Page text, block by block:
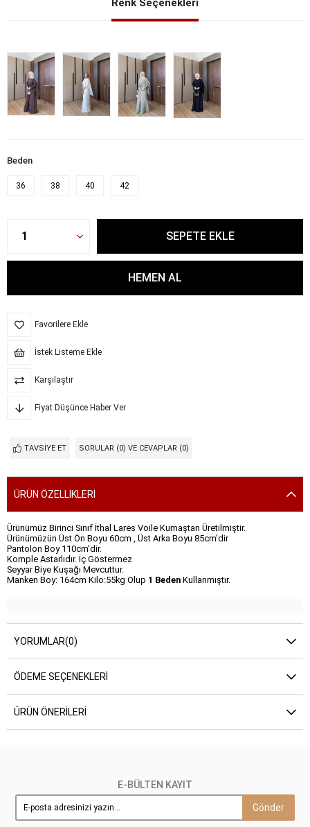
Renk Seçenekleri
Beden
36 38 40 42
Favorilere Ekle
İstek Listeme Ekle
Karşılaştır
Fiyat Düşünce Haber Ver
TAVSIYE ET SORULAR (0) VE CEVAPLAR (0)
ÜRÜN ÖZELLIKLERI
Ürünümüz Birinci Sınıf İthal Lares Voile Kumaştan Üretilmiştir.
Ürünümüzün Üst Ön Boyu 60cm , Üst Arka Boyu 85cm'dir
Pantolon Boy 110cm'dir.
Komple Astarlıdır. İç Göstermez
Seyyar Biye Kuşağı Mevcuttur.
Manken Boy: 164cm Kilo:55kg Olup 1 Beden Kullanmıştır.
YORUMLAR(0)
ÖDEME SEÇENEKLERI
ÜRÜN ÖNERILERI
E-BÜLTEN KAYIT
Gönder